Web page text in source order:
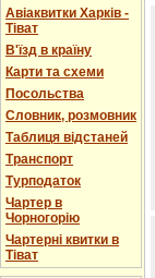
Авіаквитки Харків -
Тіват
В'їзд в країну
Карти та схеми
Посольства
Словник, розмовник
Таблиця відстаней
Транспорт
Турподаток
Чартер в
Чорногорію
Чартерні квитки в
Тіват